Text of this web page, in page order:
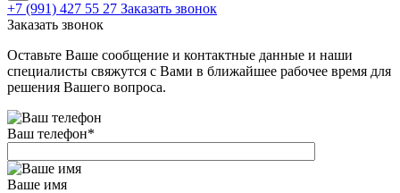
+7 (991) 427 55 27 Заказать звонок
Заказать звонок
Оставьте Ваше сообщение и контактные данные и наши
специалисты свяжутся с Вами в ближайшее рабочее время для
решения Вашего вопроса.
Ваш телефон*
Ваше имя
Добавляйте товары
в корзину
Оплачивайте сегодня только
25% картой любого банка